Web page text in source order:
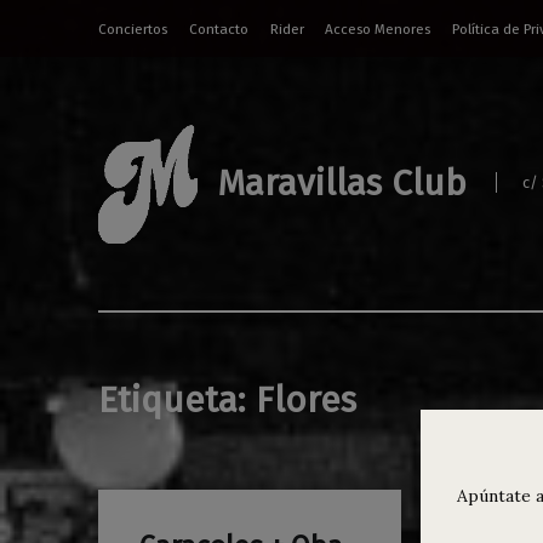
Conciertos
Contacto Rider Acceso Menores Política de
Maravillas Club c/
Etiqueta: Flores
Apúntate